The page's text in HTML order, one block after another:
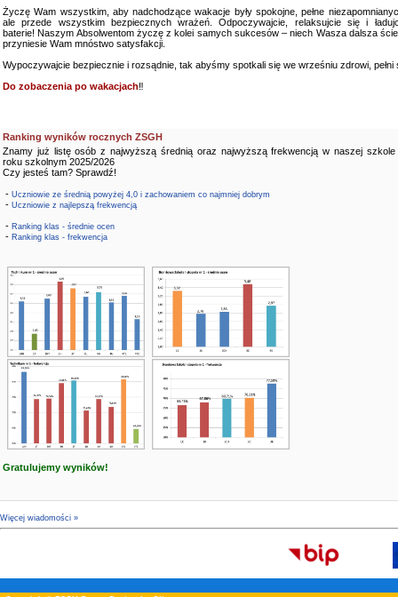
Życzę Wam wszystkim, aby nadchodzące wakacje były spokojne, pełne
ale przede wszystkim bezpiecznych wrażeń. Odpoczywajcie, relaksujcie się i
baterie! Naszym Absolwentom życzę z kolei samych sukcesów – niech Wasza dalsza
przyniesie Wam mnóstwo satysfakcji.
Wypoczywajcie bezpiecznie i rozsądnie, tak abyśmy spotkali się we wrześniu zdrowi, pełni
Do zobaczenia po wakacjach‼️
Ranking wyników rocznych ZSGH
Znamy już listę osób z najwyższą średnią oraz najwyższą frekwencją w naszej szkole
roku szkolnym 2025/2026
Czy jesteś tam? Sprawdź!
- Uczniowie ze średnią powyżej 4,0 i zachowaniem co najmniej dobrym
- Uczniowie z najlepszą frekwencją
- Ranking klas - średnie ocen
- Ranking klas - frekwencja
Gratulujemy wyników!
Więcej wiadomości »